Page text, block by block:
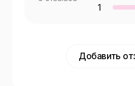
1
Добавить